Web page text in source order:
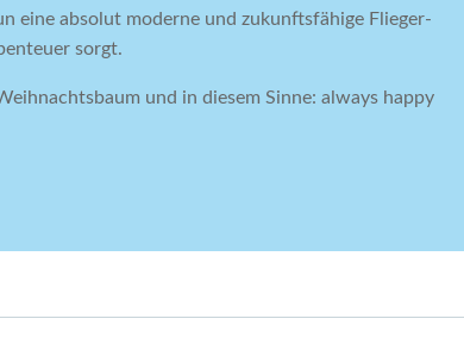
eine absolut moderne und zukunftsfähige Flieger-
sorgt.
und in diesem Sinne: always happy